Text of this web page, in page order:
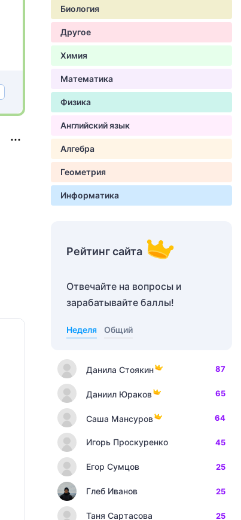
Биология
Другое
Химия
Математика
Физика
Английский язык
Алгебра
Геометрия
Информатика
Рейтинг сайта
Отвечайте на вопросы и
зарабатывайте баллы!
Неделя Общий
Данила Стоякин 87
Даниил Юраков 65
Саша Мансуров 64
Игорь Проскуренко 45
Егор Сумцов 25
Глеб Иванов 25
Таня Сартасова 25